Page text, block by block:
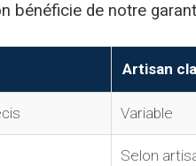
de notre
Artisan
Variable
Selon